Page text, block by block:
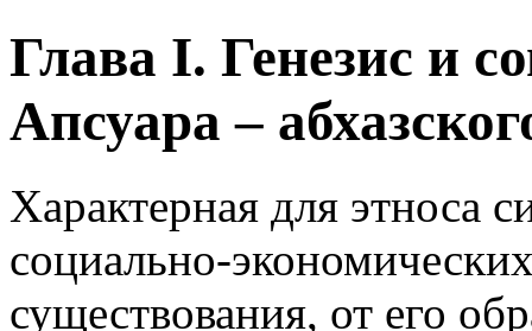
Глава I. Генезис и
Апсуара –
Характерная для этноса
социально-
существования, от его